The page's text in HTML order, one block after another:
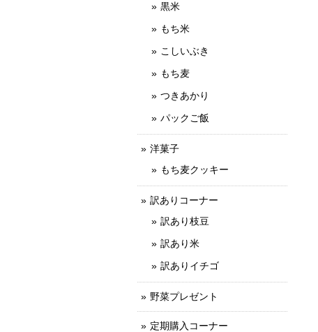
黒米
もち米
こしいぶき
もち麦
つきあかり
パックご飯
洋菓子
もち麦クッキー
訳ありコーナー
訳あり枝豆
訳あり米
訳ありイチゴ
野菜プレゼント
定期購入コーナー